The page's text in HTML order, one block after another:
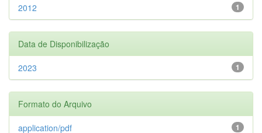
1
2012
Data de Disponibilização
1
2023
Formato do Arquivo
1
application/pdf